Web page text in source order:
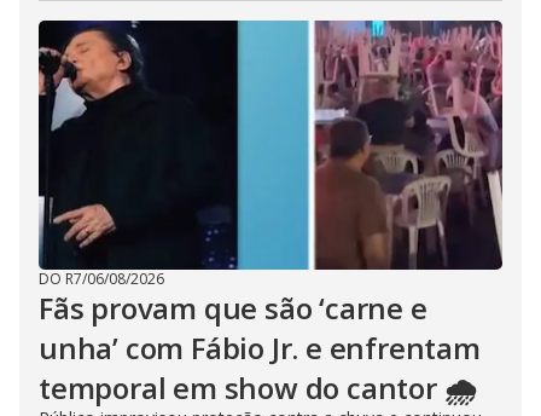
DO R7/06/08/2026
Fãs provam que são ‘carne e
unha’ com Fábio Jr. e enfrentam
temporal em show do cantor 🌧️